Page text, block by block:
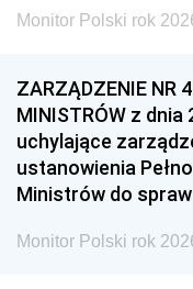
Monitor Polski rok
ZARZĄDZENIE NR
MINISTRÓW z dnia
uchylające
ustanowienia
Ministrów do
Monitor Polski rok